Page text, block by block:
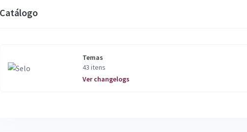
Catálogo
Temas
43 itens
Ver changelogs